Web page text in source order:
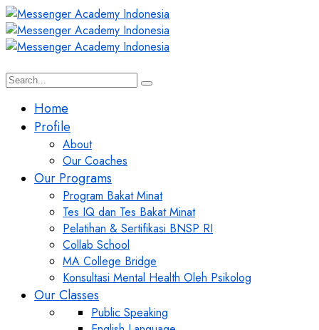
Home
Profile
About
Our Coaches
Our Programs
Program Bakat Minat
Tes IQ dan Tes Bakat Minat
Pelatihan & Sertifikasi BNSP RI
Collab School
MA College Bridge
Konsultasi Mental Health Oleh Psikolog
Our Classes
Public Speaking